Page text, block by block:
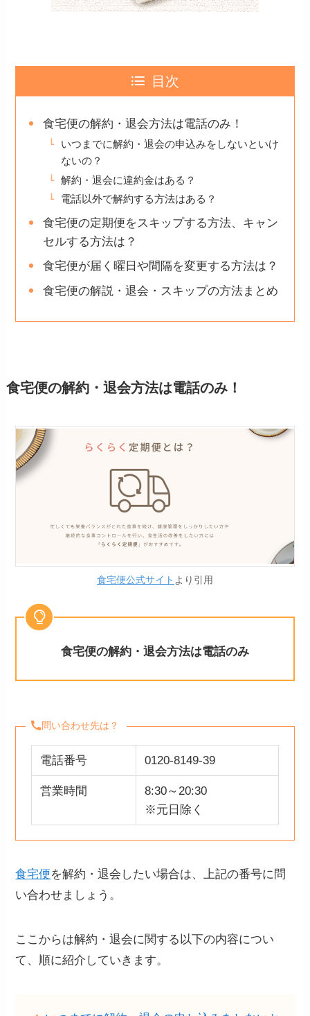
目次
食宅便の解約・退会方法は電話のみ！
いつまでに解約・退会の申込みをしないといけ
ないの？
解約・退会に違約金はある？
電話以外で解約する方法はある？
食宅便の定期便をスキップする方法、キャン
セルする方法は？
食宅便が届く曜日や間隔を変更する方法は？
食宅便の解説・退会・スキップの方法まとめ
食宅便の解約・退会方法は電話のみ！
食宅便公式サイト より引用
食宅便の解約・退会方法は電話のみ
問い合わせ先は？
電話番号 0120-8149-39
営業時間
8:30～20:30
※元日除く
食宅便を解約・退会したい場合は、上記の番号に問
い合わせましょう。
ここからは解約・退会に関する以下の内容につい
て、順に紹介していきます。